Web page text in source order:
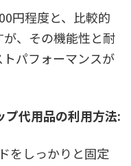
円程度と、比較的
、その機能性と耐
パフォーマンスが
プ代用品の利用方法:
をしっかりと固定